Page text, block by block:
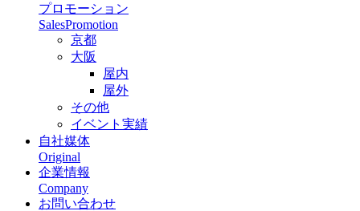
プロモーション
SalesPromotion
京都
大阪
屋内
屋外
その他
イベント実績
自社媒体
Original
企業情報
Company
お問い合わせ